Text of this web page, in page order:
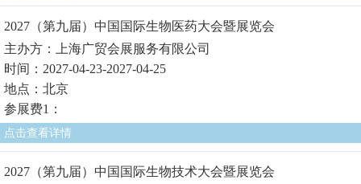
2027（第九届）中国国际生物医药大会暨展览会
主办方：上海广贸会展服务有限公司
时间：2027-04-23-2027-04-25
地点：北京
参展费1：
点击查看详情
2027（第九届）中国国际生物技术大会暨展览会